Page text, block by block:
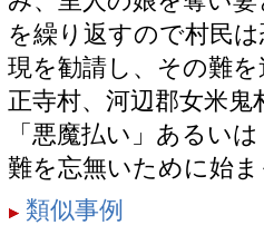
を繰り返すので村民
現を勧請し、その難
正寺村、河辺郡女米
「悪魔払い」あるい
難を忘無いために始
類似事例